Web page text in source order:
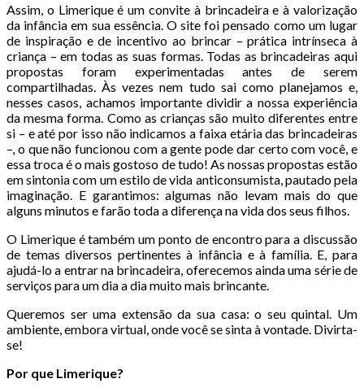
Assim, o Limerique é um convite à brincadeira e à valorização
da infância em sua essência. O site foi pensado como um lugar
de inspiração e de incentivo ao brincar – prática intrínseca à
criança – em todas as suas formas. Todas as brincadeiras aqui
propostas foram experimentadas antes de serem
compartilhadas. Às vezes nem tudo sai como planejamos e,
nesses casos, achamos importante dividir a nossa experiência
da mesma forma. Como as crianças são muito diferentes entre
si – e até por isso não indicamos a faixa etária das brincadeiras
–, o que não funcionou com a gente pode dar certo com você, e
essa troca é o mais gostoso de tudo! As nossas propostas estão
em sintonia com um estilo de vida anticonsumista, pautado pela
imaginação. E garantimos: algumas não levam mais do que
alguns minutos e farão toda a diferença na vida dos seus filhos.
O Limerique é também um ponto de encontro para a discussão
de temas diversos pertinentes à infância e à família. E, para
ajudá-lo a entrar na brincadeira, oferecemos ainda uma série de
serviços para um dia a dia muito mais brincante.
Queremos ser uma extensão da sua casa: o seu quintal. Um
ambiente, embora virtual, onde você se sinta à vontade. Divirta-
se!
Por que Limerique?